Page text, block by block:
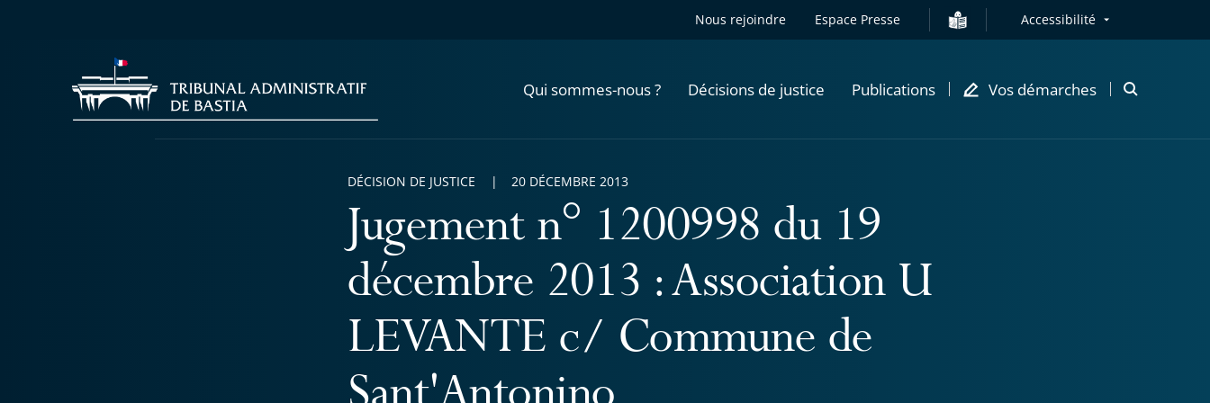
Nous rejoindre Espace Presse Accessibilité
Qui sommes-nous ? Décisions de justice Publications Vos démarches
Ouvrir
Jugement n° 1200998 du 19
décembre 2013 : Association U
LEVANTE c/ Commune de
DÉCISION DE JUSTICE 20 DÉCEMBRE 2013